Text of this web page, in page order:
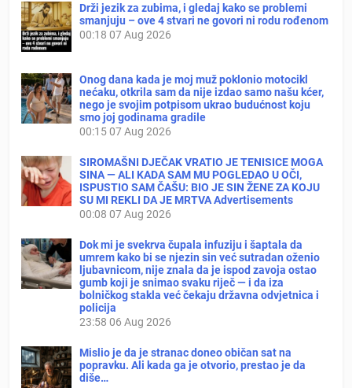
Drži jezik za zubima, i gledaj kako se problemi
smanjuju – ove 4 stvari ne govori ni rodu rođenom
00:18 07 Aug 2026
Onog dana kada je moj muž poklonio motocikl
nećaku, otkrila sam da nije izdao samo našu kćer,
nego je svojim potpisom ukrao budućnost koju
smo joj godinama gradile
00:1507 Aug 2026
SIROMAŠNI DJEČAK VRATIO JE TENISICE MOGA
SINA — ALI KADA SAM MU POGLEDAO U OČI,
ISPUSTIO SAM ČAŠU: BIO JE SIN ŽENE ZA KOJU
SU MI REKLI DA JE MRTVA Advertisements
00:08 07 Aug 2026
Dok mi je svekrva čupala infuziju i šaptala da
umrem kako bi se njezin sin već sutradan oženio
ljubavnicom, nije znala da je ispod zavoja ostao
gumb koji je snimao svaku riječ — i da iza
bolničkog stakla već čekaju državna odvjetnica i
policija
23:58 06 Aug 2026
Mislio je da je stranac doneo običan sat na
popravku. Ali kada ga je otvorio, prestao je da
diše…